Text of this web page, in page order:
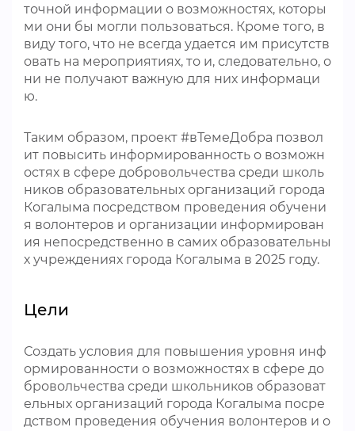
точной информации о возможностях, которы
ми они бы могли пользоваться. Кроме того, в
виду того, что не всегда удается им присутств
овать на мероприятиях, то и, следовательно, о
ни не получают важную для них информаци
ю.
Таким образом, проект #вТемеДобра позвол
ит повысить информированность о возможн
остях в сфере добровольчества среди школь
ников образовательных организаций города
Когалыма посредством проведения обучени
я волонтеров и организации информирован
ия непосредственно в самих образовательны
х учреждениях города Когалыма в 2025 году.
Цели
Создать условия для повышения уровня инф
ормированности о возможностях в сфере до
бровольчества среди школьников образоват
ельных организаций города Когалыма посре
дством проведения обучения волонтеров и о